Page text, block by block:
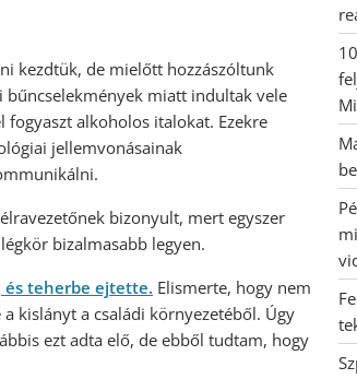
kezdtük, de mielőtt hozzászóltunk
miatt indultak vele
alkoholos italokat. Ezekre
jellemvonásainak
bizonyult, mert egyszer
bizalmasabb legyen.
és teherbe ejtette. Elismerte, hogy nem
kislányt a családi környezetéből. Úgy
ezt adta elő, de ebből tudtam, hogy